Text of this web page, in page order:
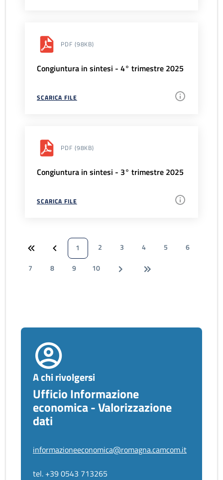
PDF (98KB)
Congiuntura in sintesi - 4° trimestre 2025
SCARICA FILE
PDF (98KB)
Congiuntura in sintesi - 3° trimestre 2025
SCARICA FILE
1 2 3 4 5
6
7
8 9 10
A chi rivolgersi
Ufficio Informazione
economica - Valorizzazione
dati
informazioneeconomica@romagna.camcom.it
tel. +39 0543 713265